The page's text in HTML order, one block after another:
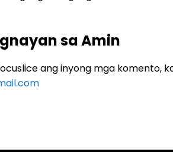
sa Amin
ang inyong mga komento,